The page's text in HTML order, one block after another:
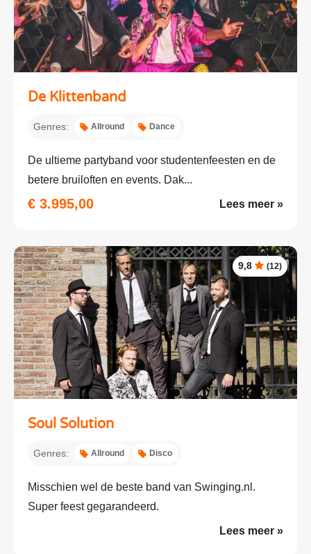
De Klittenband
Genres: Allround Dance
De ultieme partyband voor studentenfeesten en de
betere bruiloften en events. Dak...
€ 3.995,00 Lees meer »
9,8 (12)
Soul Solution
Genres: Allround Disco
Misschien wel de beste band van Swinging.nl.
Super feest gegarandeerd.
Lees meer »